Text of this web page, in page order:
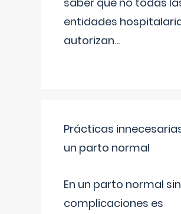
entidades
autorizan...
Prácticas
un parto normal
En un parto normal sin
complicaciones es